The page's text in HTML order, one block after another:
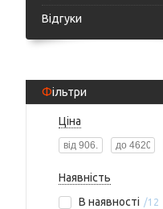
Відгуки
Фільтри
Ціна
Наявність
В наявності
12